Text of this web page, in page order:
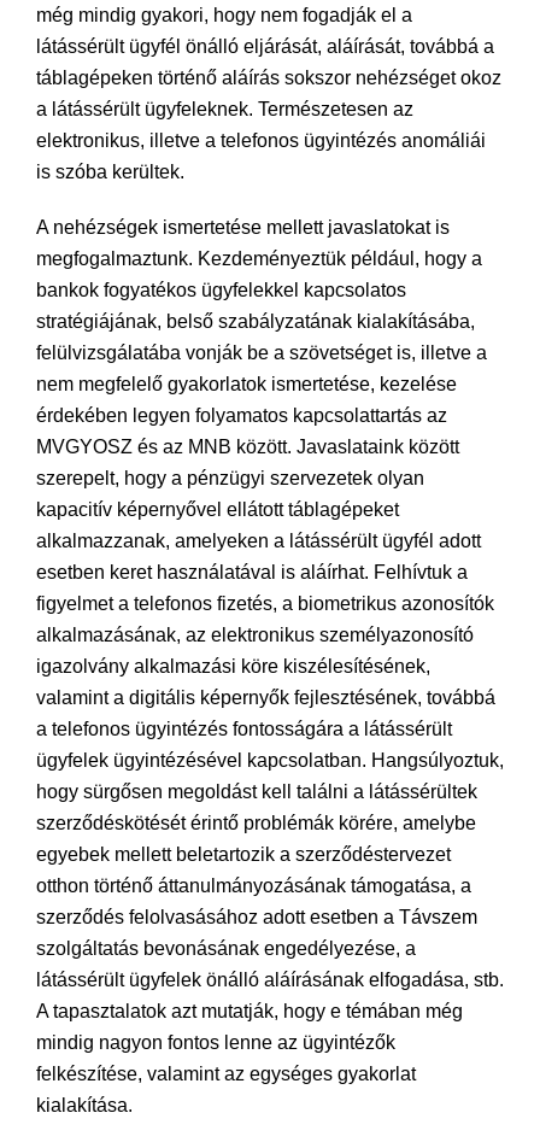
még mindig gyakori, hogy nem fogadják el a
látássérült ügyfél önálló eljárását, aláírását, továbbá a
táblagépeken történő aláírás sokszor nehézséget okoz
a látássérült ügyfeleknek. Természetesen az
elektronikus, illetve a telefonos ügyintézés anomáliái
is szóba kerültek.
A nehézségek ismertetése mellett javaslatokat is
megfogalmaztunk. Kezdeményeztük például, hogy a
bankok fogyatékos ügyfelekkel kapcsolatos
stratégiájának, belső szabályzatának kialakításába,
felülvizsgálatába vonják be a szövetséget is, illetve a
nem megfelelő gyakorlatok ismertetése, kezelése
érdekében legyen folyamatos kapcsolattartás az
MVGYOSZ és az MNB között. Javaslataink között
szerepelt, hogy a pénzügyi szervezetek olyan
kapacitív képernyővel ellátott táblagépeket
alkalmazzanak, amelyeken a látássérült ügyfél adott
esetben keret használatával is aláírhat. Felhívtuk a
figyelmet a telefonos fizetés, a biometrikus azonosítók
alkalmazásának, az elektronikus személyazonosító
igazolvány alkalmazási köre kiszélesítésének,
valamint a digitális képernyők fejlesztésének, továbbá
a telefonos ügyintézés fontosságára a látássérült
ügyfelek ügyintézésével kapcsolatban. Hangsúlyoztuk,
hogy sürgősen megoldást kell találni a látássérültek
szerződéskötését érintő problémák körére, amelybe
egyebek mellett beletartozik a szerződéstervezet
otthon történő áttanulmányozásának támogatása, a
szerződés felolvasásához adott esetben a Távszem
szolgáltatás bevonásának engedélyezése, a
látássérült ügyfelek önálló aláírásának elfogadása, stb.
A tapasztalatok azt mutatják, hogy e témában még
mindig nagyon fontos lenne az ügyintézők
felkészítése, valamint az egységes gyakorlat
kialakítása.